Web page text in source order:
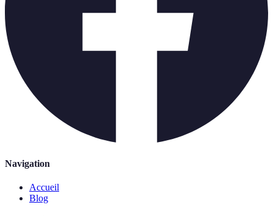
Navigation
Accueil
Blog